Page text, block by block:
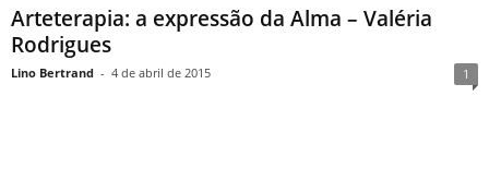
Arteterapia: a expressão da Alma – Valéria
Rodrigues
Lino Bertrand - 4 de abril de 2015 1